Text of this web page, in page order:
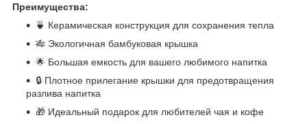
Преимущества:
🍵 Керамическая конструкция для сохранения тепла
🎋 Экологичная бамбуковая крышка
🌟 Большая емкость для вашего любимого напитка
🔒 Плотное прилегание крышки для предотвращения
разлива напитка
🎁 Идеальный подарок для любителей чая и кофе